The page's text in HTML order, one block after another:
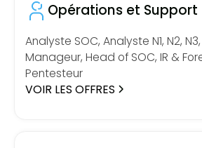
Opérations et Support
Analyste SOC, Analyste N1, N2,
Manageur, Head of SOC, IR &
Pentesteur
VOIR LES OFFRES